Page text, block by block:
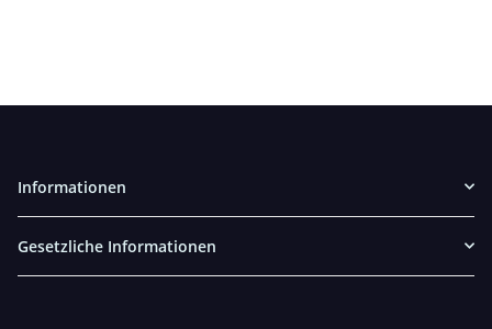
Informationen
Gesetzliche Informationen